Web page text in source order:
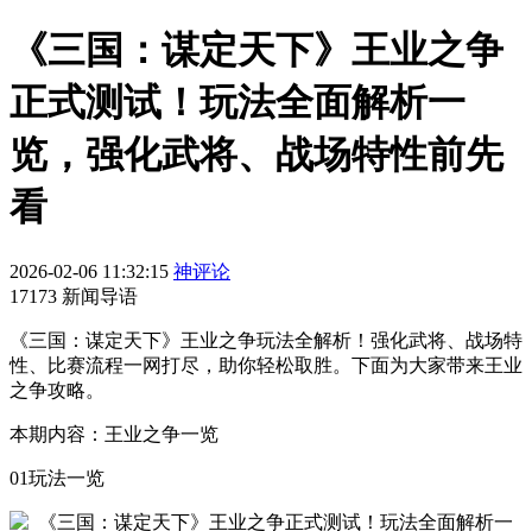
《三国：谋定天下》王业之争
正式测试！玩法全面解析一
览，强化武将、战场特性前先
看
2026-02-06 11:32:15 神评论
17173 新闻导语
《三国：谋定天下》王业之争玩法全解析！强化武将、战场特
性、比赛流程一网打尽，助你轻松取胜。下面为大家带来王业
之争攻略。
本期内容：王业之争一览
01玩法一览